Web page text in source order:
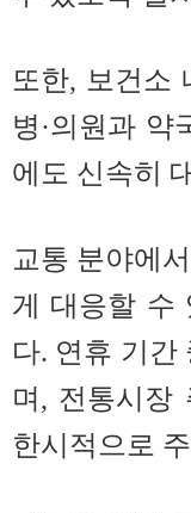
또한, 보건소
병·의원과
에도 신속히
교통 분야에
게 대응할 수
다. 연휴 기간
며, 전통시장
한시적으로